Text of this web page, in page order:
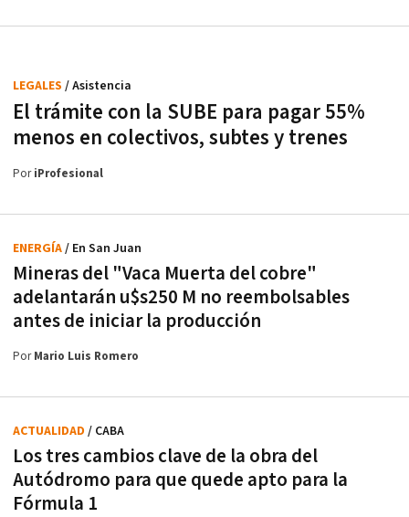
El trámite con la SUBE para pagar 55%
menos en colectivos, subtes y trenes
LEGALES / Asistencia
PoriProfesional
Mineras del "Vaca Muerta del cobre"
adelantarán u$s250 M no reembolsables
antes de iniciar la producción
ENERGÍA/ En San Juan
PorMario Luis Romero
Los tres cambios clave de la obra del
Autódromo para que quede apto para la
Fórmula 1
ACTUALIDAD / CABA